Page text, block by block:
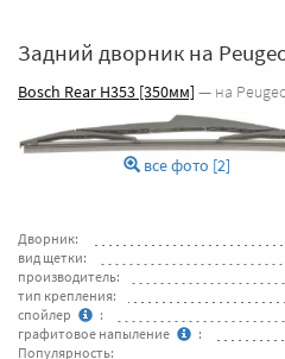
Задний дворник на
Bosch Rear H353 [350мм] — на
все фото [2]
Дворник:
вид щетки:
производитель:
тип крепления:
спойлер
:
графитовое напыление
:
Популярность: